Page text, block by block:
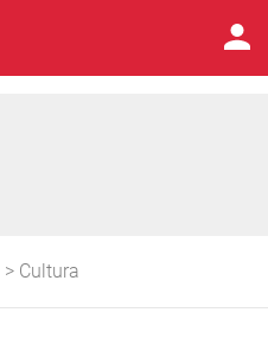
> Cultura